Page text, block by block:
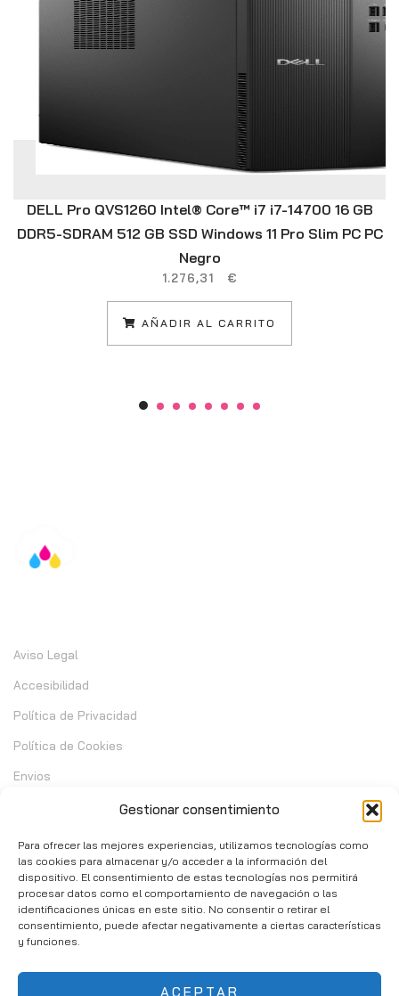
Gestionar consentimiento
Para ofrecer las mejores experiencias, utilizamos tecnologías como
las cookies para almacenar y/o acceder a la información del
dispositivo. El consentimiento de estas tecnologías nos permitirá
procesar datos como el comportamiento de navegación o las
identificaciones únicas en este sitio. No consentir o retirar el
consentimiento, puede afectar negativamente a ciertas características
y funciones.
ACEPTAR
DELL Pro QVS1260 Intel® Core™ i7 i7-14700 16 GB
DDR5-SDRAM 512 GB SSD Windows 11 Pro Slim PC PC
Negro
1.276,31 €
AÑADIR AL CARRITO
Aviso Legal
Accesibilidad
Política de Privacidad
Política de Cookies
Envios
Contacto
C/ Telera de Cortijo Chico 14 - Mijas 29651
info@consumibleshop.es